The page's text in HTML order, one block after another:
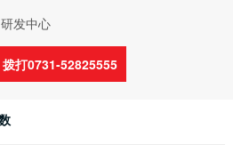
研发中心
拨打0731-52825555